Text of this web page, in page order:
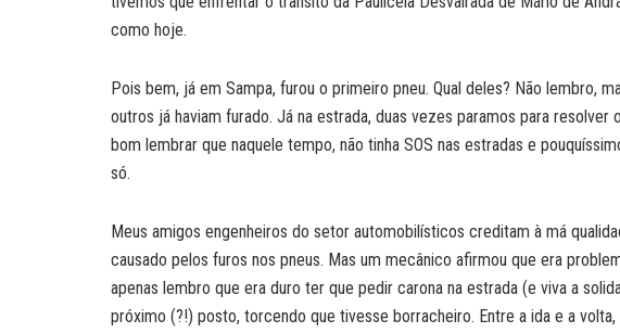
como hoje.
Pois bem, já em Sampa, furou o primeiro pneu. Qual deles? Não lembro,
outros já haviam furado. Já na estrada, duas vezes paramos para resolver
bom lembrar que naquele tempo, não tinha SOS nas estradas e
só.
Meus amigos engenheiros do setor automobilísticos creditam à má
causado pelos furos nos pneus. Mas um mecânico afirmou que era
apenas lembro que era duro ter que pedir carona na estrada (e viva a
próximo (?!) posto, torcendo que tivesse borracheiro. Entre a ida e a